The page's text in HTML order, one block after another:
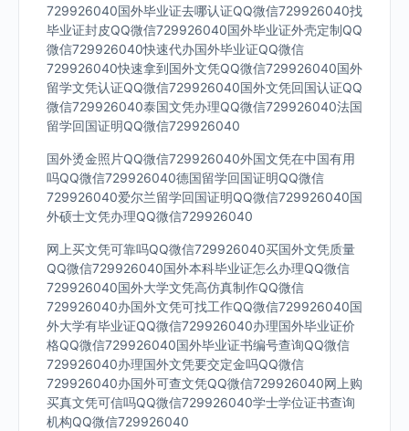
729926040国外毕业证去哪认证QQ微信729926040找
毕业证封皮QQ微信729926040国外毕业证外壳定制QQ
微信729926040快速代办国外毕业证QQ微信
729926040快速拿到国外文凭QQ微信729926040国外
留学文凭认证QQ微信729926040国外文凭回国认证QQ
微信729926040泰国文凭办理QQ微信729926040法国
留学回国证明QQ微信729926040
国外烫金照片QQ微信729926040外国文凭在中国有用
吗QQ微信729926040德国留学回国证明QQ微信
729926040爱尔兰留学回国证明QQ微信729926040国
外硕士文凭办理QQ微信729926040
网上买文凭可靠吗QQ微信729926040买国外文凭质量
QQ微信729926040国外本科毕业证怎么办理QQ微信
729926040国外大学文凭高仿真制作QQ微信
729926040办国外文凭可找工作QQ微信729926040国
外大学有毕业证QQ微信729926040办理国外毕业证价
格QQ微信729926040国外毕业证书编号查询QQ微信
729926040办理国外文凭要交定金吗QQ微信
729926040办国外可查文凭QQ微信729926040网上购
买真文凭可信吗QQ微信729926040学士学位证书查询
机构QQ微信729926040